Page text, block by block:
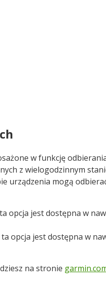
w funkcję
z wielogodzinnym
urządzenia mogą
opcja jest dostępna w
ta opcja jest dostępna w
na stronie